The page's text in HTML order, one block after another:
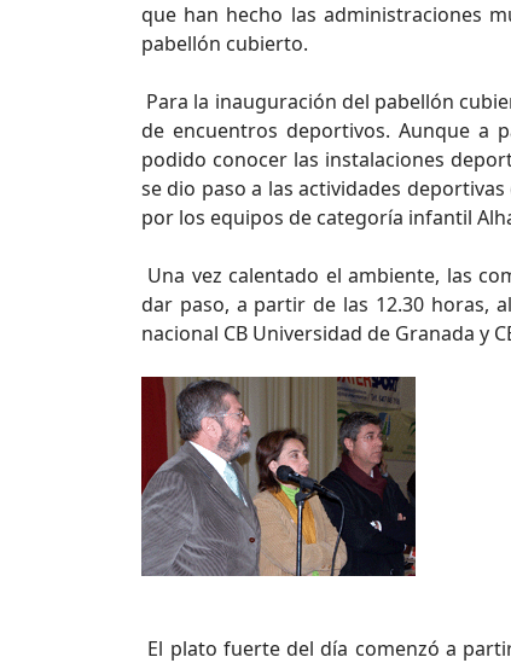
que han hecho las administraciones
pabellón cubierto.
Para la inauguración del pabellón
de encuentros deportivos. Aunque a
podido conocer las instalaciones
se dio paso a las actividades
por los equipos de categoría infantil
Una vez calentado el ambiente, las
dar paso, a partir de las 12.30 horas,
nacional CB Universidad de Granada y
El plato fuerte del día comenzó a